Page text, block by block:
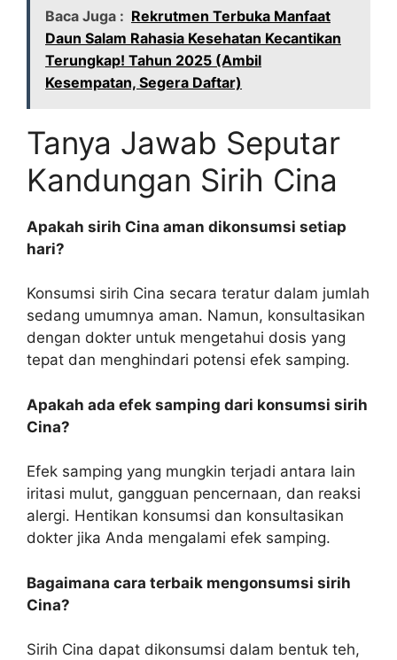
Baca Juga : Rekrutmen Terbuka Manfaat
Daun Salam Rahasia Kesehatan Kecantikan
Terungkap! Tahun 2025 (Ambil
Kesempatan, Segera Daftar)
Tanya Jawab Seputar
Kandungan Sirih Cina
Apakah sirih Cina aman dikonsumsi setiap
hari?
Konsumsi sirih Cina secara teratur dalam jumlah
sedang umumnya aman. Namun, konsultasikan
dengan dokter untuk mengetahui dosis yang
tepat dan menghindari potensi efek samping.
Apakah ada efek samping dari konsumsi sirih
Cina?
Efek samping yang mungkin terjadi antara lain
iritasi mulut, gangguan pencernaan, dan reaksi
alergi. Hentikan konsumsi dan konsultasikan
dokter jika Anda mengalami efek samping.
Bagaimana cara terbaik mengonsumsi sirih
Cina?
Sirih Cina dapat dikonsumsi dalam bentuk teh,